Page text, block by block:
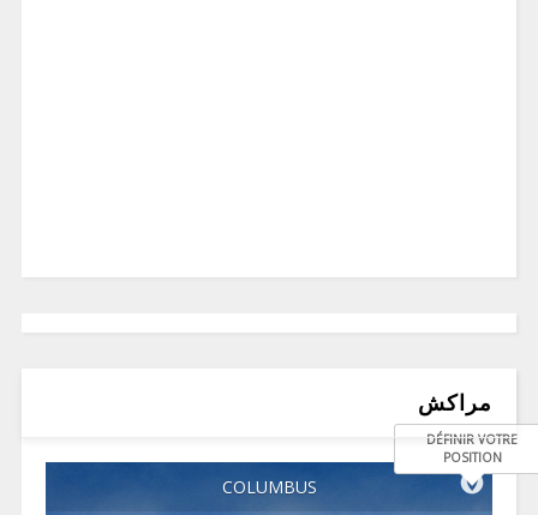
مراكش
COLUMBUS
DÉFINIR VOTRE
POSITION